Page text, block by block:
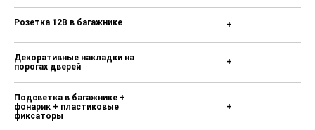
Maxi Dot
Ассистент подъема в гору
тормоз с функцией Auto Hold
Обогреваемые форсунки
омывателя лобового стекла
Розетка 12В в багажнике
Декоративные накладки на
порогах дверей
Подсветка в багажнике +
фонарик + пластиковые
фиксаторы
+
+
+